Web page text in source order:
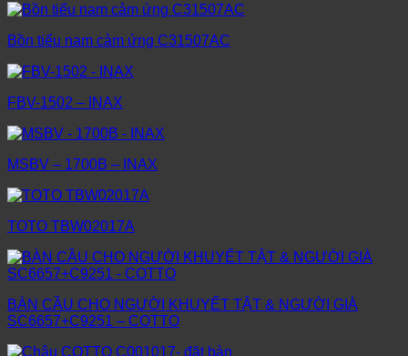
Bồn tiểu nam cảm ứng C31507AC
FBV-1502 – INAX
MSBV – 1700B – INAX
TOTO TBW02017A
BÀN CẦU CHO NGƯỜI KHUYẾT TẬT & NGƯỜI GIÀ
SC6657+C9251 – COTTO